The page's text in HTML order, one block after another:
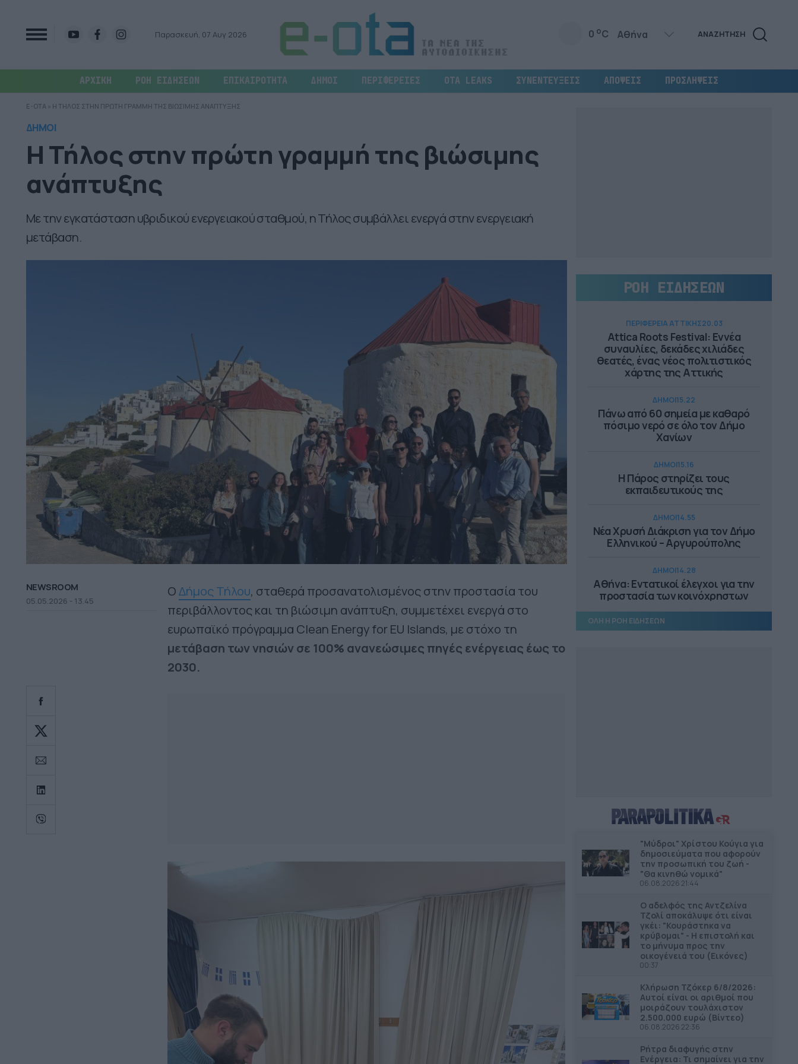
Παρασκευή, 07 Αυγ 2026 0 oC ΑΝΑΖΗΤΗΣΗ
ΑΡΧΙΚΗ ΡΟΗ ΕΙΔΗΣΕΩΝ ΕΠΙΚΑΙΡΟΤΗΤΑ ΔΗΜΟΙ ΠΕΡΙΦΕΡΕΙΕΣ OTA LEAKS ΣΥΝΕΝΤΕΥΞΕΙΣ ΑΠΟΨΕΙΣ ΠΡΟΣΛΗΨΕΙΣ
E-OTA » H ΤΗΛΟΣ ΣΤΗΝ ΠΡΩΤΗ ΓΡΑΜΜΗ ΤΗΣ ΒΙΩΣΙΜΗΣ ΑΝΑΠΤΥΞΗΣ
ΔΗΜΟΙ
H Τήλος στην πρώτη γραμμή της βιώσιμης
ανάπτυξης
Με την εγκατάσταση υβριδικού ενεργειακού σταθμού, η Τήλος συμβάλλει ενεργά στην ενεργειακή
μετάβαση.
NEWSROOM
05.05.2026 - 13.45
ΟΔήμος Τήλου, σταθερά προσανατολισμένος στην προστασία του
περιβάλλοντος και τη βιώσιμη ανάπτυξη, συμμετέχει ενεργά στο
ευρωπαϊκό πρόγραμμα Clean Energy for EU Islands, με στόχο τη
μετάβαση των νησιών σε 100% ανανεώσιμες πηγές ενέργειας έως το
2030.
ΡΟΗ ΕΙΔΗΣΕΩΝ
ΠΕΡΙΦΕΡΕΙΑ ΑΤΤΙΚΗΣ20.03
Attica Roots Festival: Εννέα
συναυλίες, δεκάδες χιλιάδες
θεατές, ένας νέος πολιτιστικός
χάρτης της Αττικής
ΔΗΜΟΙ15.22
Πάνω από 60 σημεία με καθαρό
πόσιμο νερό σε όλο τον Δήμο
Χανίων
ΔΗΜΟΙ15.16
Η Πάρος στηρίζει τους
εκπαιδευτικούς της
ΔΗΜΟΙ14.55
Νέα Χρυσή Διάκριση για τον Δήμο
Ελληνικού – Αργυρούπολης
ΔΗΜΟΙ14.28
Αθήνα: Εντατικοί έλεγχοι για την
προστασία των κοινόχρηστων
ΔΗΜΟΙ
πληγείσες κατοικίες και
επιχειρήσεις στα Μέγαρα
ΔΗΜΟΙ11.54
Ανδραβίδας-Κυλλήνης από το
Ταμείο Αλληλεγγύης
ΔΗΜΟΙ11.43
45,4 εκατ. ευρώ για την βελτίωση
των υποδομών του νέου
αεροδρομίου Πάρου
ΠΕΡΙΦΕΡΕΙΑ ΑΝΑΤΟΛΙΚΗΣ ΜΑΚΕΔΟΝΙΑΣ &
ΘΡΑΚΗΣ
11.34
Νέος φωτισμός LED στο οδικό
δίκτυο της Περιφέρειας ΑΜΘ –
ΟΛΗ Η ΡΟΗ ΕΙΔΗΣΕΩΝ
"Μύδροι" Χρίστου Κούγια για
δημοσιεύματα που αφορούν
την προσωπική του ζωή -
"Θα κινηθώ νομικά"
06.08.2026 21:44
Ο αδελφός της Αντζελίνα
Τζολί αποκάλυψε ότι είναι
γκέι: "Κουράστηκα να
κρύβομαι" - Η επιστολή και
το μήνυμα προς την
οικογένειά του (Εικόνες)
00:37
Κλήρωση Τζόκερ 6/8/2026:
Αυτοί είναι οι αριθμοί που
μοιράζουν τουλάχιστον
2.500.000 ευρώ (Βίντεο)
06.08.2026 22:36
Ρήτρα διαφυγής στην
Ενέργεια: Τι σημαίνει για την